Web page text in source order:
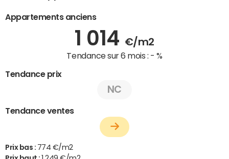
Appartements anciens
1 014 €/m2
Tendance sur 6 mois : - %
Tendance prix
NC
Tendance ventes
Prix bas : 774 €/m2